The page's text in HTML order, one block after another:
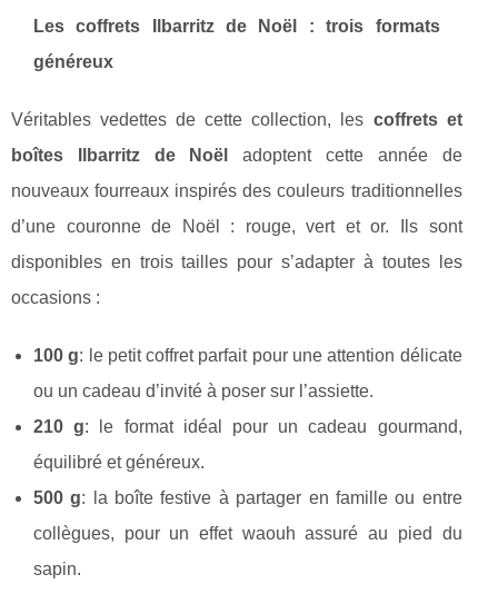
Les coffrets Ilbarritz de Noël : trois formats
généreux
Véritables vedettes de cette collection, les coffrets et
boîtes Ilbarritz de Noël
adoptent cette année de
nouveaux fourreaux inspirés des couleurs traditionnelles
d’une couronne de Noël : rouge, vert et or. Ils sont
disponibles en trois tailles pour s’adapter à toutes les
occasions :
100 g: le petit coffret parfait pour une attention délicate
ou un cadeau d’invité à poser sur l’assiette.
210 g: le format idéal pour un cadeau gourmand,
équilibré et généreux.
500 g: la boîte festive à partager en famille ou entre
collègues, pour un effet waouh assuré au pied du
sapin.